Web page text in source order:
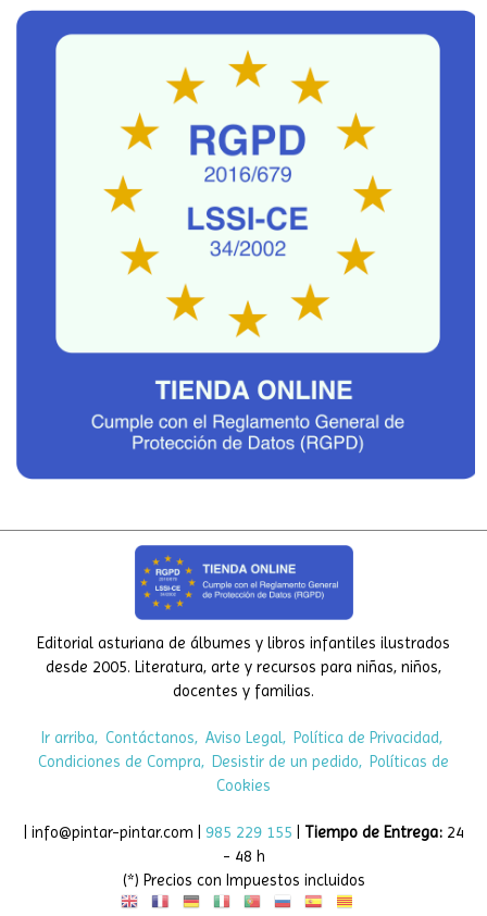
Editorial asturiana de álbumes y libros infantiles ilustrados
desde 2005. Literatura, arte y recursos para niñas, niños,
docentes y familias.
Ir arriba Contáctanos Aviso Legal Política de Privacidad
Condiciones de Compra
Desistir de un pedido
Políticas de
Cookies
| info@pintar-pintar.com | 985 229 155 Tiempo de Entrega: 24
- 48 h
(*) Precios con Impuestos incluidos